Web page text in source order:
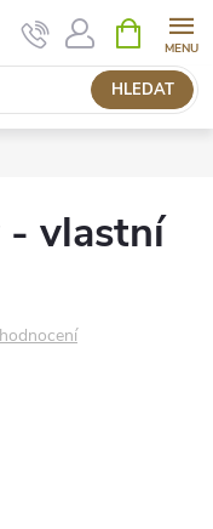
HLEDAT
NÁKUPNÍ
KOŠÍK
- vlastní